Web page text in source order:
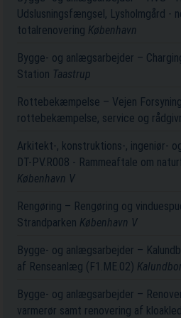
Udslusningsfængsel, Lysholmgård -
totalrenovering København
Bygge- og anlægsarbejder –
Station Taastrup
Rottebekæmpelse – Vejen
rottebekæmpelse, service og
Arkitekt-, konstruktions-, ingeniør-
DT-PV.R008 - Rammeaftale om
København V
Rengøring – Rengøring og
Strandparken København V
Bygge- og anlægsarbejder –
af Renseanlæg (F1.ME.02)
Bygge- og anlægsarbejder –
varmerør samt renovering af